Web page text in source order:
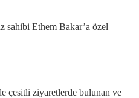
sahibi Ethem Bakar’a özel
çesitli ziyaretlerde bulunan ve